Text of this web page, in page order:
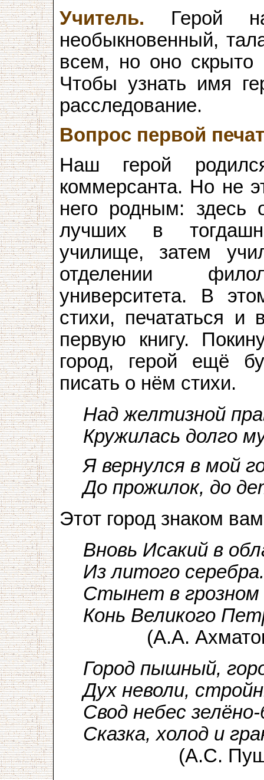
Учитель. Герой
необыкновенный,
всем, но оно
Чтобы узнать имя
расследование.
Вопрос первой
Наш герой
коммерсанта. Но не
него родным: здесь
лучших в
училище, затем
отделении
университета. В
стихи, печататься
первую книгу.
город, герой ещё
писать о нём стихи.
Над желтизной
Кружилась долго
Я вернулся в мой
До прожилок, до
Этот город знаком
Вновь Исакий в
Из литого серебра.
Стынет в грозном
Конь Великого
(А.А.
Город пышный,
Дух неволи,
Свод небес
Сказка, холод и
(А.С.